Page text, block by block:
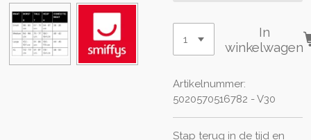
In
winkelwagen
Artikelnummer:
5020570516782 - V30
Stap terug in de tijd en